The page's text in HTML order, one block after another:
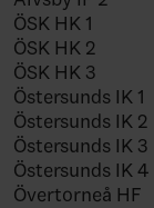
ÖSK HK 1
ÖSK HK 2
ÖSK HK 3
Östersunds IK 1
Östersunds IK 2
Östersunds IK 3
Östersunds IK 4
Övertorneå HF